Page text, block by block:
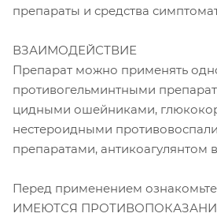
препараты и средства
ВЗАИМОДЕЙСТВИЕ
Препарат можно применять
противогельминтными
цидными ошейниками,
нестероидными
препаратами, антикоагулянтом
Перед применением
ИМЕЮТСЯ